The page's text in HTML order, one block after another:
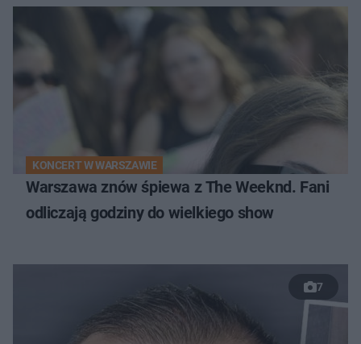
KONCERT W WARSZAWIE
Warszawa znów śpiewa z The Weeknd. Fani
odliczają godziny do wielkiego show
7